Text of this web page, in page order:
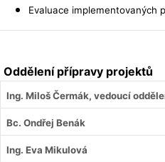
Evaluace implementovaných
Oddělení přípravy projektů
Ing. Miloš Čermák, vedoucí
Bc. Ondřej Benák
Ing. Eva Mikulová